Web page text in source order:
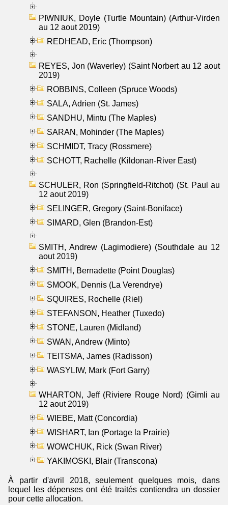
PIWNIUK, Doyle (Turtle Mountain) (Arthur-Virden
au 12 aout 2019)
REDHEAD, Eric (Thompson)
REYES, Jon (Waverley) (Saint Norbert au 12 aout
2019)
ROBBINS, Colleen (Spruce Woods)
SALA, Adrien (St. James)
SANDHU, Mintu (The Maples)
SARAN, Mohinder (The Maples)
SCHMIDT, Tracy (Rossmere)
SCHOTT, Rachelle (Kildonan-River East)
SCHULER, Ron (Springfield-Ritchot) (St. Paul au
12 aout 2019)
SELINGER, Gregory (Saint-Boniface)
SIMARD, Glen (Brandon-Est)
SMITH, Andrew (Lagimodiere) (Southdale au 12
aout 2019)
SMITH, Bernadette (Point Douglas)
SMOOK, Dennis (La Verendrye)
SQUIRES, Rochelle (Riel)
STEFANSON, Heather (Tuxedo)
STONE, Lauren (Midland)
SWAN, Andrew (Minto)
TEITSMA, James (Radisson)
WASYLIW, Mark (Fort Garry)
WHARTON, Jeff (Riviere Rouge Nord) (Gimli au
12 aout 2019)
WIEBE, Matt (Concordia)
WISHART, Ian (Portage la Prairie)
WOWCHUK, Rick (Swan River)
YAKIMOSKI, Blair (Transcona)
À partir d'avril 2018, seulement quelques mois, dans
lequel les dépenses ont été traités contiendra un dossier
pour cette allocation.